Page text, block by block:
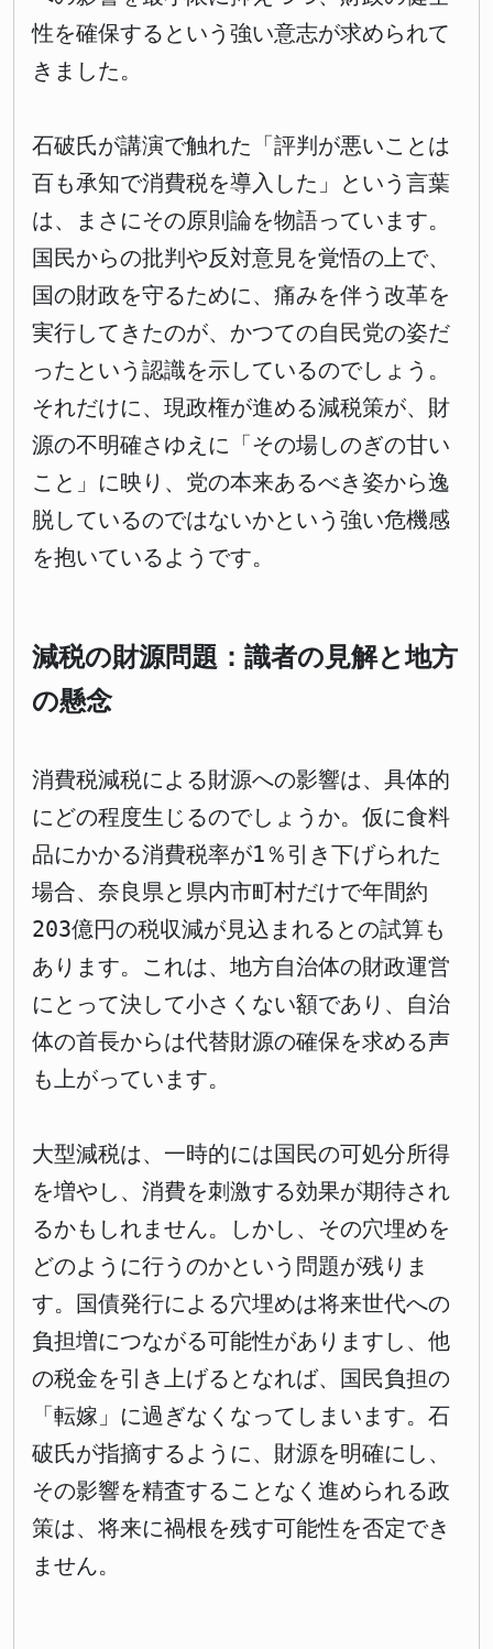
性を確保するという強い意志が求められて
きました。
石破氏が講演で触れた「評判が悪いことは
百も承知で消費税を導入した」という言葉
は、まさにその原則論を物語っています。
国民からの批判や反対意見を覚悟の上で、
国の財政を守るために、痛みを伴う改革を
実行してきたのが、かつての自民党の姿だ
ったという認識を示しているのでしょう。
それだけに、現政権が進める減税策が、財
源の不明確さゆえに「その場しのぎの甘い
こと」に映り、党の本来あるべき姿から逸
脱しているのではないかという強い危機感
を抱いているようです。
減税の財源問題：識者の見解と地方
の懸念
消費税減税による財源への影響は、具体的
にどの程度生じるのでしょうか。仮に食料
品にかかる消費税率が1％引き下げられた
場合、奈良県と県内市町村だけで年間約
203億円の税収減が見込まれるとの試算も
あります。これは、地方自治体の財政運営
にとって決して小さくない額であり、自治
体の首長からは代替財源の確保を求める声
も上がっています。
大型減税は、一時的には国民の可処分所得
を増やし、消費を刺激する効果が期待され
るかもしれません。しかし、その穴埋めを
どのように行うのかという問題が残りま
す。国債発行による穴埋めは将来世代への
負担増につながる可能性がありますし、他
の税金を引き上げるとなれば、国民負担の
「転嫁」に過ぎなくなってしまいます。石
破氏が指摘するように、財源を明確にし、
その影響を精査することなく進められる政
策は、将来に禍根を残す可能性を否定でき
ません。